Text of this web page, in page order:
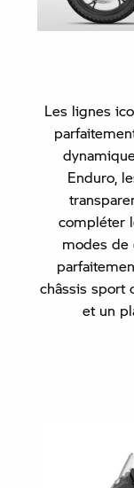
Les lignes
Enduro,
compléter
modes de
châssis sport
et un